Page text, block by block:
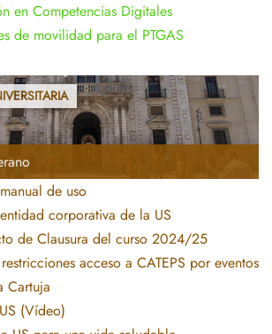
en Competencias Digitales
de movilidad para el PTGAS
de uso
corporativa de la US
de Clausura del curso 2024/25
acceso a CATEPS por eventos
Cartuja
(Vídeo)